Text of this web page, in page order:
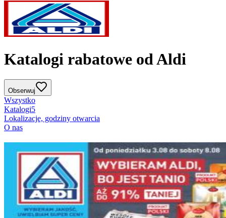
Katalogi rabatowe od Aldi
Obserwuj
Wszystko
Katalogi5
Lokalizacje, godziny otwarcia
O nas